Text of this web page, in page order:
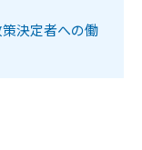
決定者への働